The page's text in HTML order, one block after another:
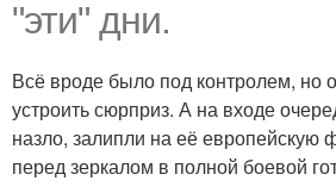
"эти" дни.
Всё вроде было под контролем, но
устроить сюрприз. А на входе
назло, залипли на её европейскую
перед зеркалом в полной боевой